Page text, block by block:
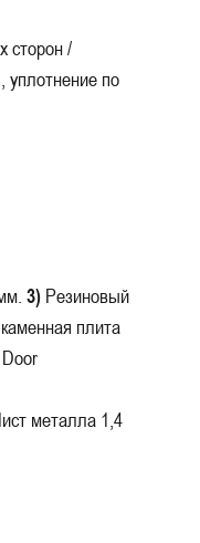
сторон /
уплотнение по
3) Резиновый
плита
металла 1,4